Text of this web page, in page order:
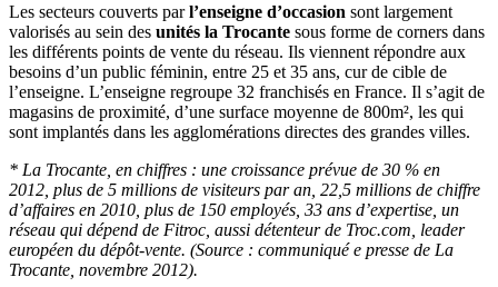
Les secteurs couverts parl’enseigne d’occasion sont largement
valorisés au sein des unités la Trocante sous forme de corners dans
les différents points de vente du réseau. Ils viennent répondre aux
besoins d’un public féminin, entre 25 et 35 ans, cur de cible de
l’enseigne. L’enseigne regroupe 32 franchisés en France. Il s’agit de
magasins de proximité, d’une surface moyenne de 800m², les qui
sont implantés dans les agglomérations directes des grandes villes.
* La Trocante, en chiffres : une croissance prévue de 30 % en
2012, plus de 5 millions de visiteurs par an, 22,5 millions de chiffre
d’affaires en 2010, plus de 150 employés, 33 ans d’expertise, un
réseau qui dépend de Fitroc, aussi détenteur de Troc.com, leader
européen du dépôt-vente. (Source : communiqué e presse de La
Trocante, novembre 2012).